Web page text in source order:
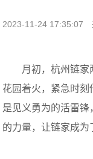
2023-11-24 17:35:07
月初，杭州链
花园着火，紧急时刻
是见义勇为的活雷
的力量，让链家成为